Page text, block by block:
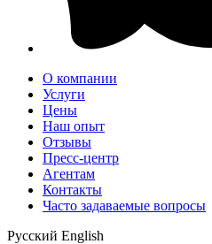
О компании
Услуги
Цены
Наш опыт
Отзывы
Пресс-центр
Агентам
Контакты
Часто задаваемые вопросы
Русский English